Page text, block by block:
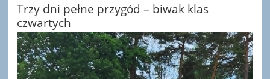
Trzy dni pełne przygód – biwak klas
czwartych